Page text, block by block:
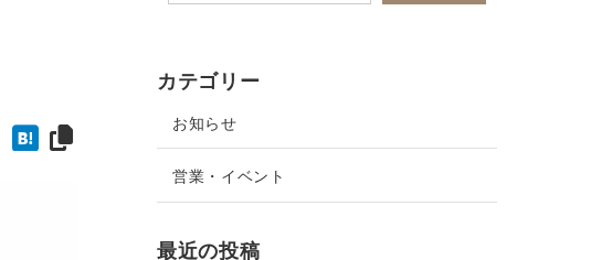
カテゴリー
お知らせ
営業・イベント
最近の投稿